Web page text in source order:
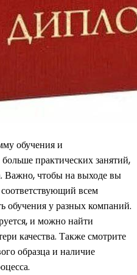
обучения и
практических занятий,
Важно, чтобы на выходе вы
всем
обучения у разных компаний.
и можно найти
качества. Также смотрите
образца и наличие